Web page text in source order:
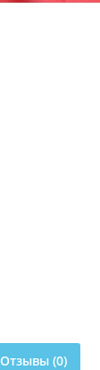
Отзывы (0)